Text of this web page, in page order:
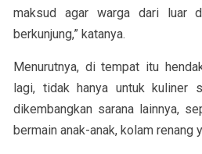
maksud agar warga dari luar
berkunjung,” katanya.
Menurutnya, di tempat itu
lagi, tidak hanya untuk kuliner
dikembangkan sarana lainnya,
bermain anak-anak, kolam renang